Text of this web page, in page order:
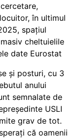
în ultimul
spațiul
cheltuielile
date Eurostat
și posturi, cu 3
anului
semnalate de
USLI
grav de tot.
că oamenii